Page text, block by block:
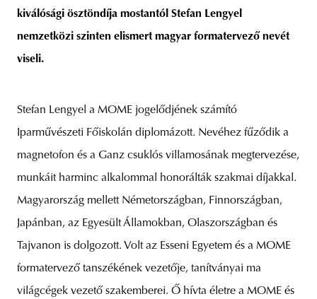
kiválósági ösztöndíja mostantól Stefan Lengyel
nemzetközi szinten elismert magyar formatervező nevét
viseli.
Stefan Lengyel a MOME jogelődjének számító
Iparművészeti Főiskolán diplomázott. Nevéhez fűződik a
magnetofon és a Ganz csuklós villamosának megtervezése,
munkáit harminc alkalommal honorálták szakmai díjakkal.
Magyarország mellett Németországban, Finnországban,
Japánban, az Egyesült Államokban, Olaszországban és
Tajvanon is dolgozott. Volt az Esseni Egyetem és a MOME
formatervező tanszékének vezetője, tanítványai ma
világcégek vezető szakemberei. Ő hívta életre a MOME és